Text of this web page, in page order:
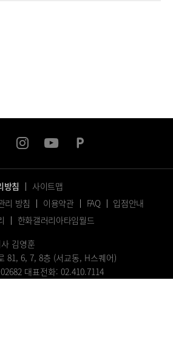
facebookinstagramyoutube
방침
사이트맵
리 방침
이용약관 FAQ
입점안내
한화갤러리아타임월드
김영훈
81, 6, 7, 8층 (서교동, H스퀘어)
대표전화: 02.410.7114